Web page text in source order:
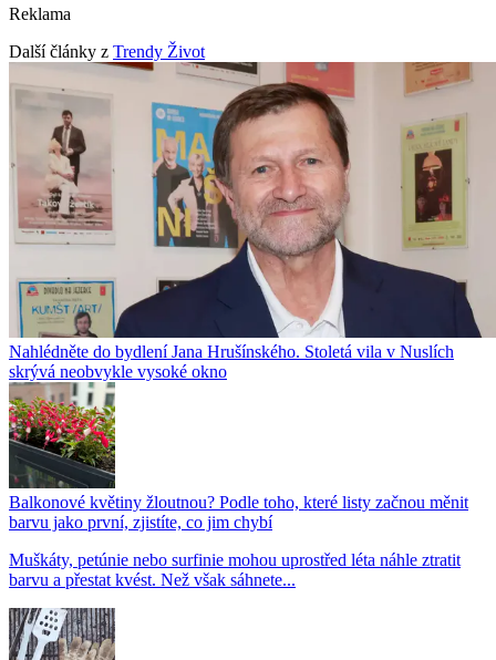
Reklama
Další články z Trendy Život
Nahlédněte do bydlení Jana Hrušínského. Stoletá vila v Nuslích
skrývá neobvykle vysoké okno
Balkonové květiny žloutnou? Podle toho, které listy začnou měnit
barvu jako první, zjistíte, co jim chybí
Muškáty, petúnie nebo surfinie mohou uprostřed léta náhle ztratit
barvu a přestat kvést. Než však sáhnete...